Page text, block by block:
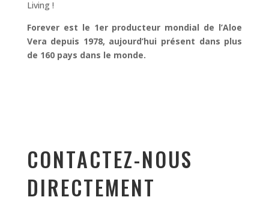
Living !
Forever est le 1er producteur mondial de l’Aloe
Vera depuis 1978, aujourd’hui présent dans plus
de 160 pays dans le monde.
CONTACTEZ-NOUS
DIRECTEMENT